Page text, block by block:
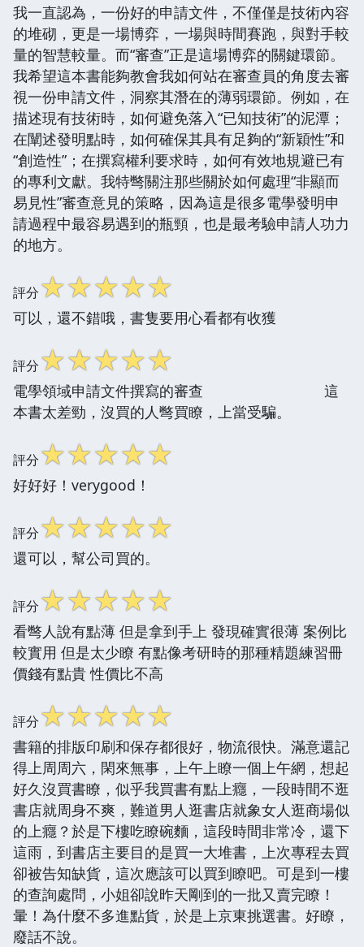
我一直認為，一份好的申請文件，不僅僅是技術內容
的堆砌，更是一場博弈，一場與時間賽跑，與對手較
量的智慧較量。而“審查”正是這場博弈的關鍵環節。
我希望這本書能夠教會我如何站在審查員的角度去審
視一份申請文件，洞察其潛在的薄弱環節。例如，在
描述現有技術時，如何避免落入“已知技術”的泥潭；
在闡述發明點時，如何確保其具有足夠的“新穎性”和
“創造性”；在撰寫權利要求時，如何有效地規避已有
的專利文獻。我特彆關注那些關於如何處理“非顯而
易見性”審查意見的策略，因為這是很多電學發明申
請過程中最容易遇到的瓶頸，也是最考驗申請人功力
的地方。
評分☆☆☆☆☆
可以，還不錯哦，書隻要用心看都有收獲
評分☆☆☆☆☆
電學領域申請文件撰寫的審查 這
本書太差勁，沒買的人彆買瞭，上當受騙。
評分☆☆☆☆☆
好好好！verygood！
評分☆☆☆☆☆
還可以，幫公司買的。
評分☆☆☆☆☆
看彆人說有點薄 但是拿到手上 發現確實很薄 案例比
較實用 但是太少瞭 有點像考研時的那種精題練習冊
價錢有點貴 性價比不高
評分☆☆☆☆☆
書籍的排版印刷和保存都很好，物流很快。滿意還記
得上周周六，閑來無事，上午上瞭一個上午網，想起
好久沒買書瞭，似乎我買書有點上癮，一段時間不逛
書店就周身不爽，難道男人逛書店就象女人逛商場似
的上癮？於是下樓吃瞭碗麵，這段時間非常冷，還下
這雨，到書店主要目的是買一大堆書，上次專程去買
卻被告知缺貨，這次應該可以買到瞭吧。可是到一樓
的查詢處問，小姐卻說昨天剛到的一批又賣完瞭！
暈！為什麼不多進點貨，於是上京東挑選書。好瞭，
廢話不說。